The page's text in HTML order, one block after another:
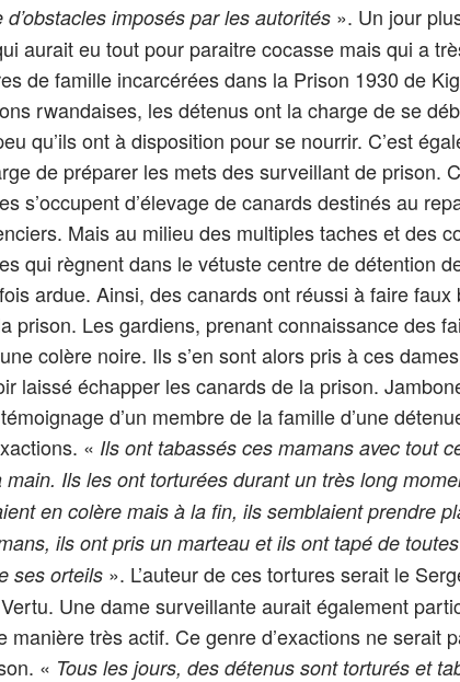
d’obstacles imposés par les autorités». Un jour
aurait eu tout pour paraitre cocasse mais qui a
de famille incarcérées dans la Prison 1930 de
rwandaises, les détenus ont la charge de se
qu’ils ont à disposition pour se nourrir. C’est
de préparer les mets des surveillant de prison.
s’occupent d’élevage de canards destinés au
Mais au milieu des multiples taches et des
qui règnent dans le vétuste centre de détention
ardue. Ainsi, des canards ont réussi à faire faux
prison. Les gardiens, prenant connaissance des
colère noire. Ils s’en sont alors pris à ces
laissé échapper les canards de la prison.
d’un membre de la famille d’une
« Ils ont tabassés ces mamans avec tout
main. Ils les ont torturées durant un très long
en colère mais à la fin, ils semblaient prendre
ils ont pris un marteau et ils ont tapé de
ses orteils ». L’auteur de ces tortures serait le
Une dame surveillante aurait également
manière très actif. Ce genre d’exactions ne serait
« Tous les jours, des détenus sont torturés et